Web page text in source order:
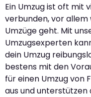
Ein Umzug ist oft mit
verbunden, vor
Umzüge geht. Mit
Umzugsexperten
dein Umzug
bestens mit den
für einen Umzug von
aus und unterstützen